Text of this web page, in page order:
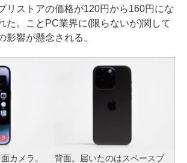
リストアの価格が120円から160円にな
た。ことPC業界に(限らないが)関して
影響が懸念される。
カメラ。
背面。届いたのはスペースブ